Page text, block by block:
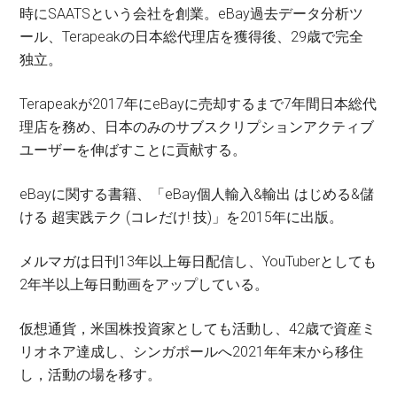
時にSAATSという会社を創業。eBay過去データ分析ツ
ール、Terapeakの日本総代理店を獲得後、29歳で完全
独立。
Terapeakが2017年にeBayに売却するまで7年間日本総代
理店を務め、日本のみのサブスクリプションアクティブ
ユーザーを伸ばすことに貢献する。
eBayに関する書籍、「eBay個人輸入&輸出 はじめる&儲
ける 超実践テク (コレだけ! 技)」を2015年に出版。
メルマガは日刊13年以上毎日配信し、YouTuberとしても
2年半以上毎日動画をアップしている。
仮想通貨，米国株投資家としても活動し、42歳で資産ミ
リオネア達成し、シンガポールへ2021年年末から移住
し，活動の場を移す。